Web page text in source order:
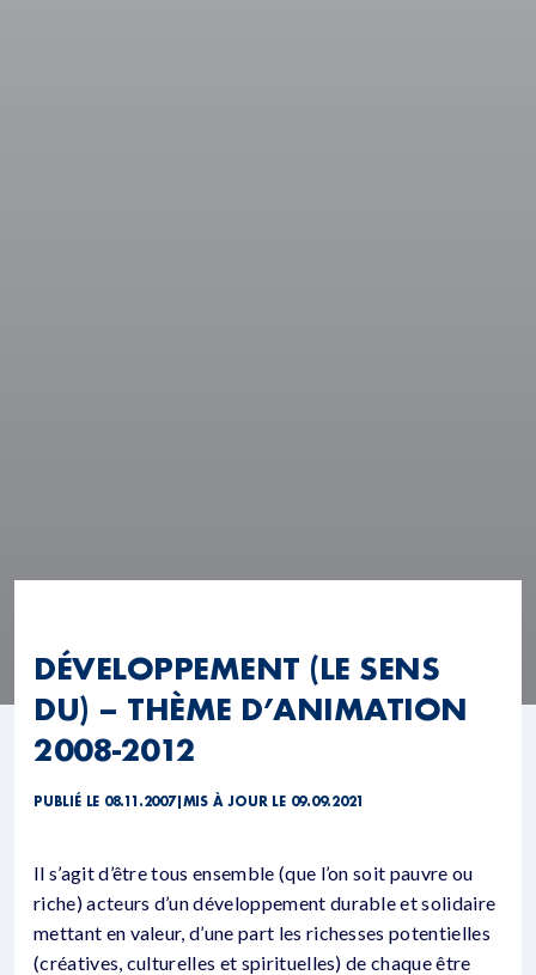
DÉVELOPPEMENT (LE SENS
DU) – THÈME D’ANIMATION
2008-2012
PUBLIÉ LE 08.11.2007| MIS À JOUR LE 09.09.2021
Il s’agit d’être tous ensemble (que l’on soit pauvre ou
riche) acteurs d’un développement durable et solidaire
mettant en valeur, d’une part les richesses potentielles
(créatives, culturelles et spirituelles) de chaque être